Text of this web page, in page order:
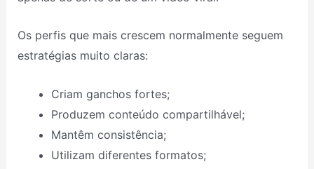
Os perfis que mais crescem normalmente seguem
estratégias muito claras:
Criam ganchos fortes;
Produzem conteúdo compartilhável;
Mantêm consistência;
Utilizam diferentes formatos;